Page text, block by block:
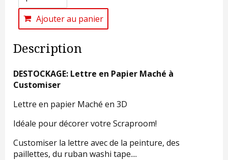
Ajouter au panier
Description
DESTOCKAGE: Lettre en Papier Maché à
Customiser
Lettre en papier Maché en 3D
Idéale pour décorer votre Scraproom!
Customiser la lettre avec de la peinture, des
paillettes, du ruban washi tape....